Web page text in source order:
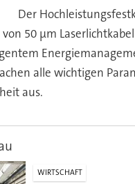
Der
50 µm
alle wichtigen
aus.
WIRTSCHAFT